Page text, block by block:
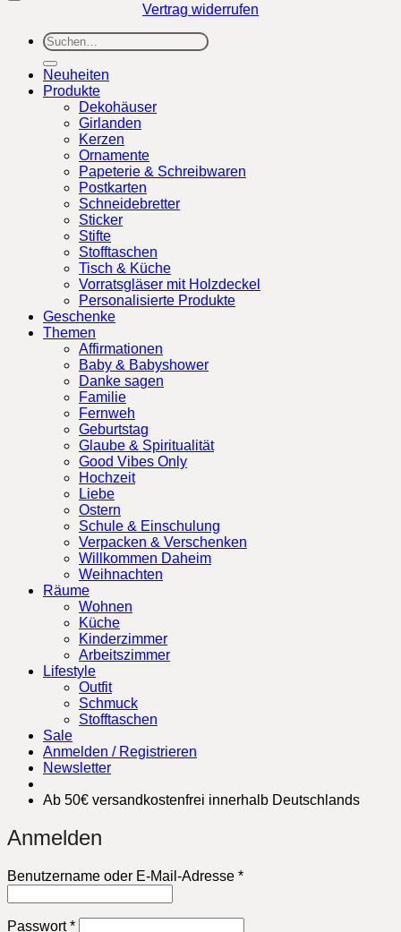
Vertrag widerrufen
Suchen
nach:
Neuheiten
Produkte
Dekohäuser
Girlanden
Kerzen
Ornamente
Papeterie & Schreibwaren
Postkarten
Schneidebretter
Sticker
Stifte
Stofftaschen
Tisch & Küche
Vorratsgläser mit Holzdeckel
Personalisierte Produkte
Geschenke
Themen
Affirmationen
Baby & Babyshower
Danke sagen
Familie
Fernweh
Geburtstag
Glaube & Spiritualität
Good Vibes Only
Hochzeit
Liebe
Ostern
Schule & Einschulung
Verpacken & Verschenken
Willkommen Daheim
Weihnachten
Räume
Wohnen
Küche
Kinderzimmer
Arbeitszimmer
Lifestyle
Outfit
Schmuck
Stofftaschen
Sale
Anmelden / Registrieren
Newsletter
Ab 50€ versandkostenfrei innerhalb Deutschlands
Anmelden
Benutzername oder E-Mail-Adresse *Erforderlich
Passwort*Erforderlich